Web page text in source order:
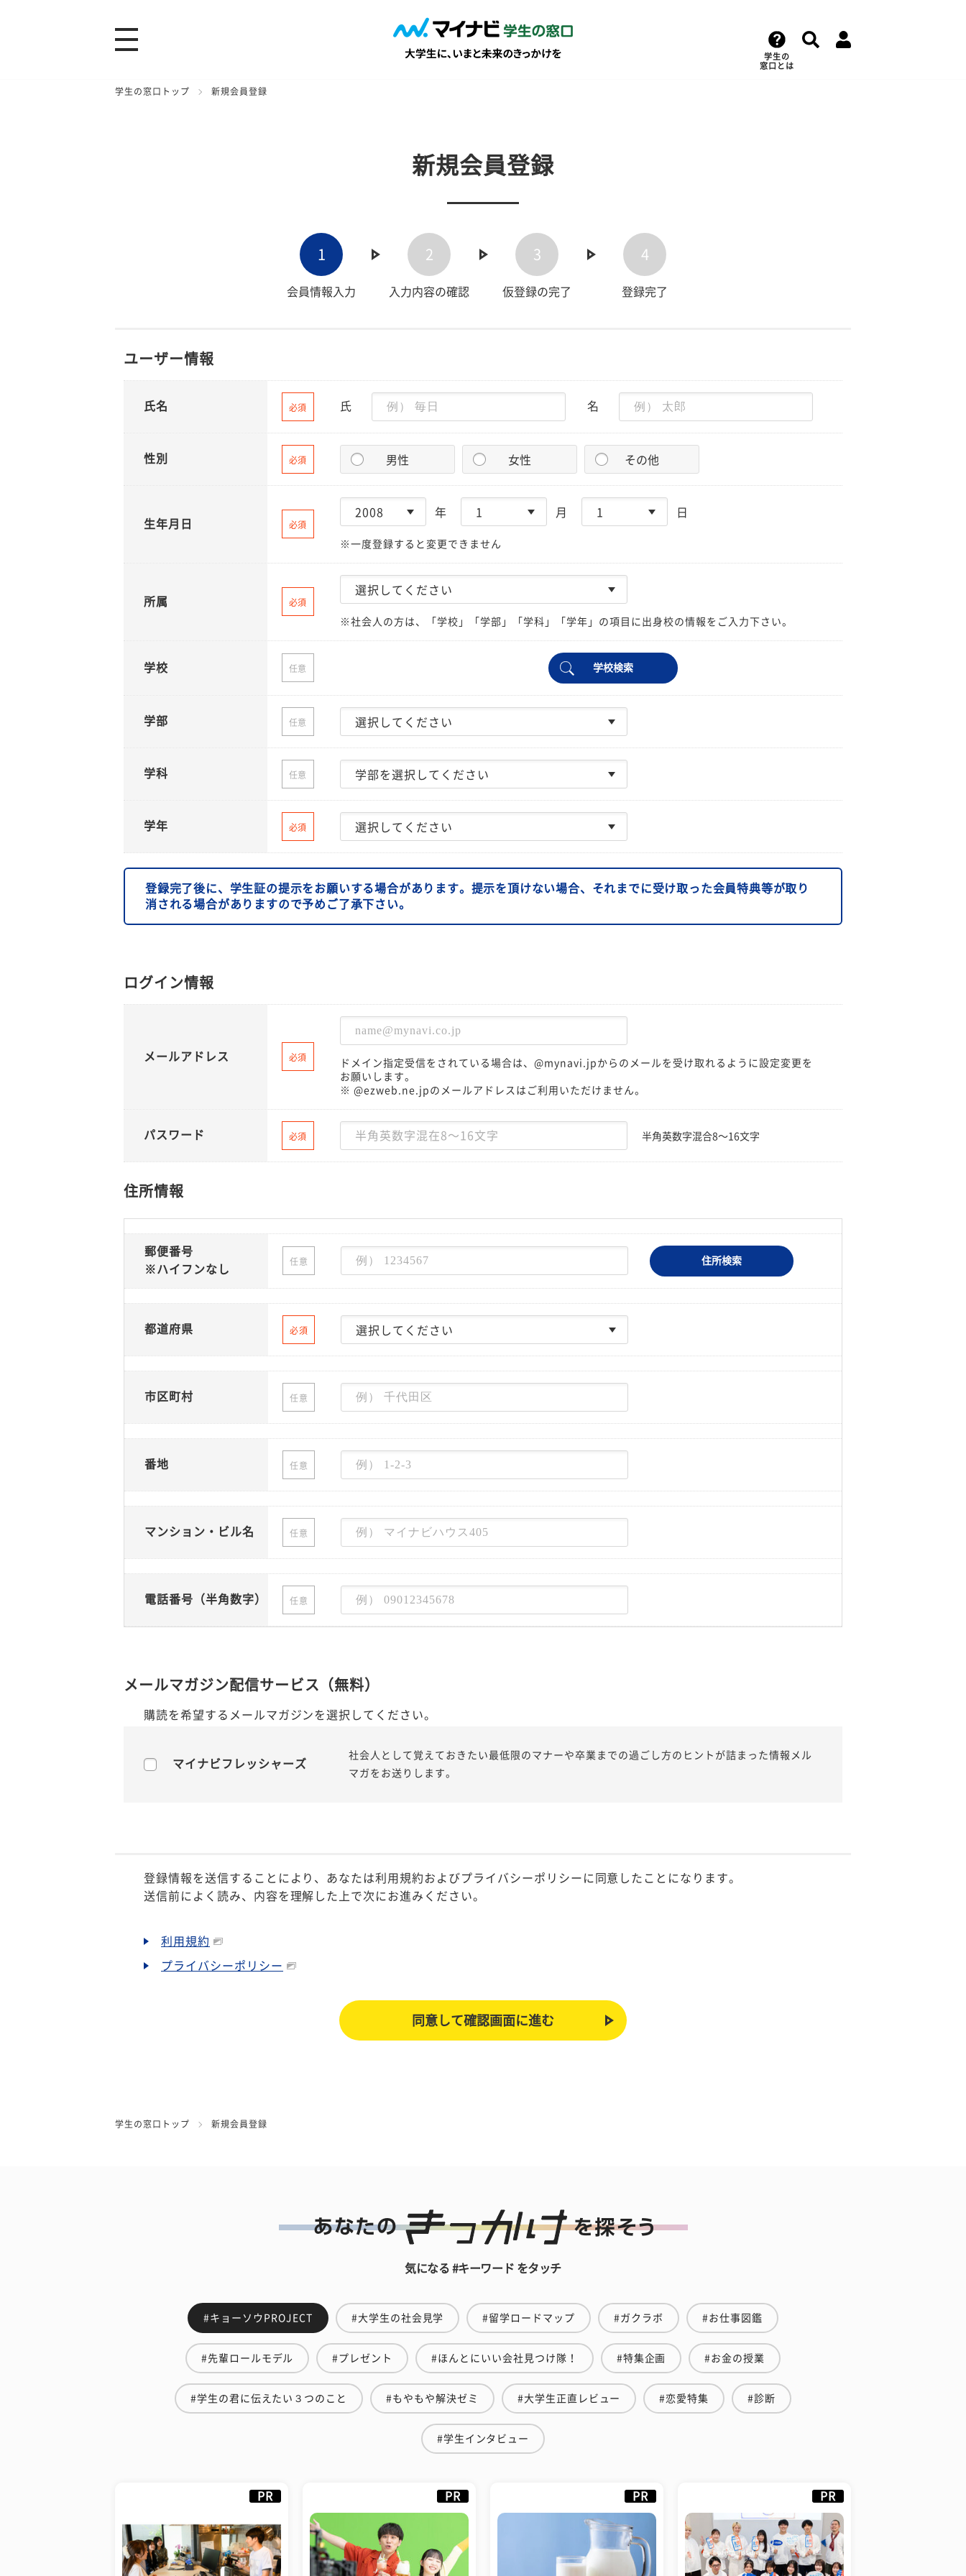
学生の
窓口とは
学生の窓口トップ 新規会員登録
新規会員登録
1
会員情報入力
2
入力内容の確認
3
仮登録の完了
4
登録完了
ユーザー情報
氏名 必須 氏 名
性別 必須 男性 女性 その他
生年月日 必須
年 月 日
※一度登録すると変更できません
所属 必須
※社会人の方は、「学校」「学部」「学科」「学年」の項目に出身校の情報をご入力下さい。
学校 任意 学校検索
学部 任意
学科 任意
学年 必須
登録完了後に、学生証の提示をお願いする場合があります。提示を頂けない場合、それまでに受け取った会員特典等が取り
消される場合がありますので予めご了承下さい。
ログイン情報
メールアドレス 必須
ドメイン指定受信をされている場合は、@mynavi.jpからのメールを受け取れるように設定変更を
お願いします。
※ @ezweb.ne.jpのメールアドレスはご利用いただけません。
パスワード 必須 半角英数字混合8〜16文字
住所情報
郵便番号
※ハイフンなし
任意 住所検索
都道府県 必須
市区町村 任意
番地 任意
マンション・ビル名 任意
電話番号（半角数字） 任意
メールマガジン配信サービス（無料）
購読を希望するメールマガジンを選択してください。
マイナビフレッシャーズ
社会人として覚えておきたい最低限のマナーや卒業までの過ごし方のヒントが詰まった情報メル
マガをお送りします。
登録情報を送信することにより、あなたは利用規約およびプライバシーポリシーに同意したことになります。
送信前によく読み、内容を理解した上で次にお進みください。
利用規約
プライバシーポリシー
学生の窓口トップ 新規会員登録
気になる #キーワード をタッチ
#キョーソウPROJECT #大学生の社会見学 #留学ロードマップ #ガクラボ #お仕事図鑑
#先輩ロールモデル #プレゼント #ほんとにいい会社見つけ隊！ #特集企画 #お金の授業
#学生の君に伝えたい３つのこと #もやもや解決ゼミ #大学生正直レビュー #恋愛特集 #診断
#学生インタビュー
PR PR PR PR